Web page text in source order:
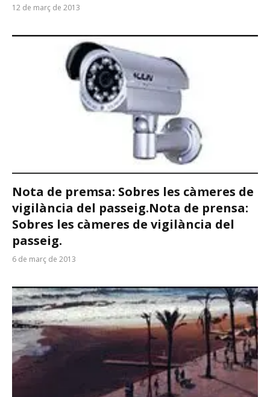
12 de març de 2013
Nota de premsa: Sobres les càmeres de
vigilància del passeig.Nota de prensa:
Sobres les càmeres de vigilància del
passeig.
6 de març de 2013